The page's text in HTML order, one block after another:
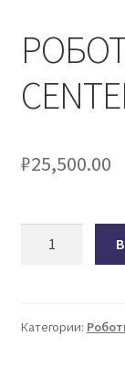
₽25,500.00
CENTEK
Категории: